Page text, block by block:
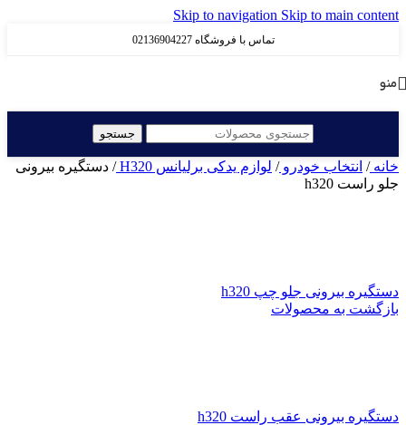
Skip to navigation Skip to main content
تماس با فروشگاه 02136904227
منو
جستجو
خانه/ انتخاب خودرو/ لوازم یدکی برلیانس H320 / دستگیره بیرونی
جلو راست h320
دستگیره بیرونی جلو چپ h320
بازگشت به محصولات
دستگیره بیرونی عقب راست h320